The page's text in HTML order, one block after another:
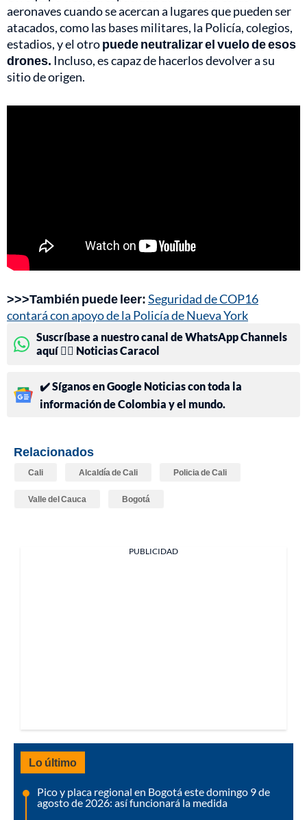
aeronaves cuando se acercan a lugares que pueden ser
atacados, como las bases militares, la Policía, colegios,
estadios, y el otropuede neutralizar el vuelo de esos
drones. Incluso, es capaz de hacerlos devolver a su
sitio de origen.
>>>También puede leer:Seguridad de COP16
contará con apoyo de la Policía de Nueva York
Suscríbase a nuestro canal de WhatsApp Channels
aquí 👉🏻 Noticias Caracol
✔️ Síganos en Google Noticias con toda la
información de Colombia y el mundo.
Relacionados
Cali Alcaldía de Cali Policia de Cali
Valle del Cauca Bogotá
PUBLICIDAD
Lo último
Pico y placa regional en Bogotá este domingo 9 de
agosto de 2026: así funcionará la medida